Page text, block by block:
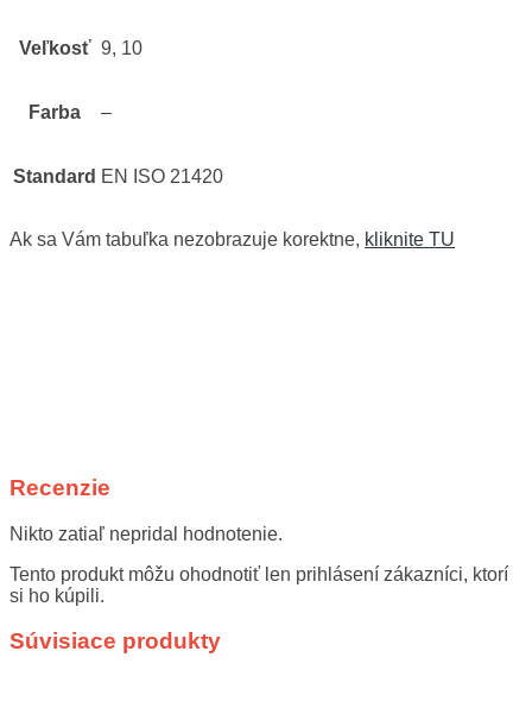
Veľkosť 9, 10
Farba –
Standard EN ISO 21420
Ak sa Vám tabuľka nezobrazuje korektne, kliknite TU
Recenzie
Nikto zatiaľ nepridal hodnotenie.
Tento produkt môžu ohodnotiť len prihlásení zákazníci, ktorí
si ho kúpili.
Súvisiace produkty